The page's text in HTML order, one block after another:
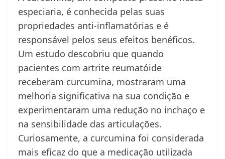
especiaria, é conhecida pelas suas
propriedades anti-inflamatórias e é
responsável pelos seus efeitos benéficos.
Um estudo descobriu que quando
pacientes com artrite reumatóide
receberam curcumina, mostraram uma
melhoria significativa na sua condição e
experimentaram uma redução no inchaço e
na sensibilidade das articulações.
Curiosamente, a curcumina foi considerada
mais eficaz do que a medicação utilizada